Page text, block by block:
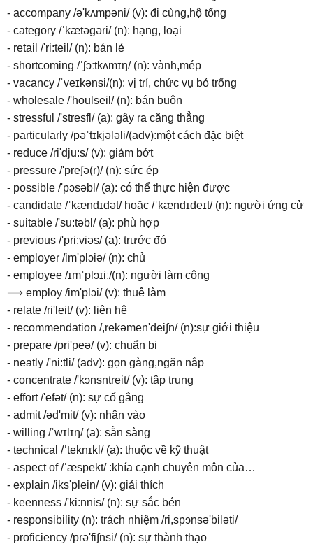
- accompany /ə'kʌmpəni/ (v): đi cùng,hộ tống
- category /ˈkætəɡəri/ (n): hạng, loại
- retail /'ri:teil/ (n): bán lẻ
- shortcoming /ˈʃɔːtkʌmɪŋ/ (n): vành,mép
- vacancy /ˈveɪkənsi/(n): vị trí, chức vụ bỏ trống
- wholesale /'houlseil/ (n): bán buôn
- stressful /'stresfl/ (a): gây ra căng thẳng
- particularly /pəˈtɪkjələli/(adv):một cách đặc biệt
- reduce /ri'dju:s/ (v): giảm bớt
- pressure /'pre∫ə(r)/ (n): sức ép
- possible /'pɔsəbl/ (a): có thể thực hiện được
- candidate /ˈkændɪdət/ hoặc /ˈkændɪdeɪt/ (n): người ứng cử
- suitable /'su:təbl/ (a): phù hợp
- previous /'pri:viəs/ (a): trước đó
- employer /im'plɔiə/ (n): chủ
- employee /ɪmˈplɔɪiː/(n): người làm công
⟹ employ /im'plɔi/ (v): thuê làm
- relate /ri'leit/ (v): liên hệ
- recommendation /,rekəmen'dei∫n/ (n):sự giới thiệu
- prepare /pri'peə/ (v): chuẩn bị
- neatly /'ni:tli/ (adv): gọn gàng,ngăn nắp
- concentrate /'kɔnsntreit/ (v): tập trung
- effort /'efət/ (n): sự cố gắng
- admit /əd'mit/ (v): nhận vào
- willing /ˈwɪlɪŋ/ (a): sẵn sàng
- technical /ˈteknɪkl/ (a): thuộc về kỹ thuật
- aspect of /ˈæspekt/ :khía cạnh chuyên môn của…
- explain /iks'plein/ (v): giải thích
- keenness /'ki:nnis/ (n): sự sắc bén
- responsibility (n): trách nhiệm /ri,spɔnsə'biləti/
- proficiency /prə'fi∫nsi/ (n): sự thành thạo